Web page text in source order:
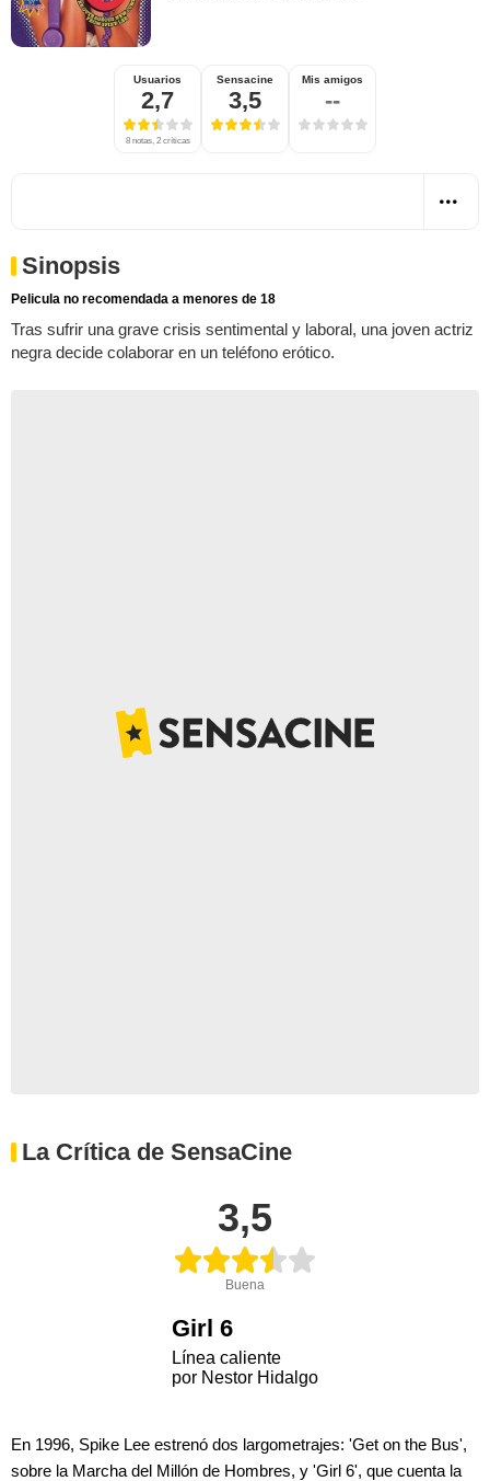
Usuarios
2,7
8 notas, 2 críticas
Sensacine
3,5
Mis amigos
--
Sinopsis
Pelicula no recomendada a menores de 18
Tras sufrir una grave crisis sentimental y laboral, una joven actriz
negra decide colaborar en un teléfono erótico.
La Crítica de SensaCine
3,5
Buena
Girl 6
Línea caliente
por Nestor Hidalgo
En 1996, Spike Lee estrenó dos largometrajes: 'Get on the Bus',
sobre la Marcha del Millón de Hombres, y 'Girl 6', que cuenta la